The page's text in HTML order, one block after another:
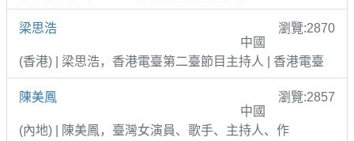
梁思浩
瀏覽:2870
中國
(香港) | 梁思浩，香港電臺第二臺節目主持人 | 香港電臺
陳美鳳
瀏覽:2857
中國
(內地) | 陳美鳳，臺灣女演員、歌手、主持人、作